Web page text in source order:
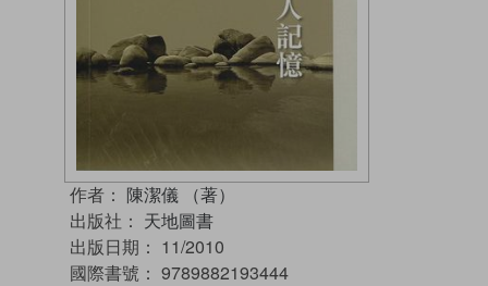
作者： 陳潔儀 （著）
出版社： 天地圖書
出版日期： 11/2010
國際書號： 9789882193444